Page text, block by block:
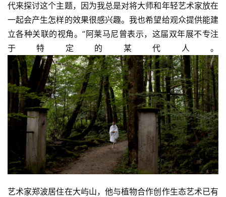
代来探讨这个主题，因为我总是对将大师和年轻艺术家放在
一起会产生怎样的效果很感兴趣。我也希望给观众提供能建
立各种关联的视角。”阿莱马尼曾表示，这届双年展不专注
于特定的某代人。
艺术家郑波居住在大屿山，他与植物合作创作生态艺术已有